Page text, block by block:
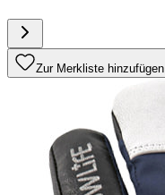
Zur Merkliste hinzufügen